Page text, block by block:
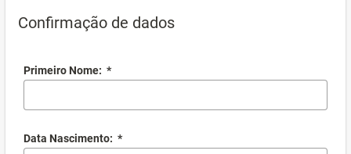
Confirmação de dados
Primeiro Nome: *
Data Nascimento: *